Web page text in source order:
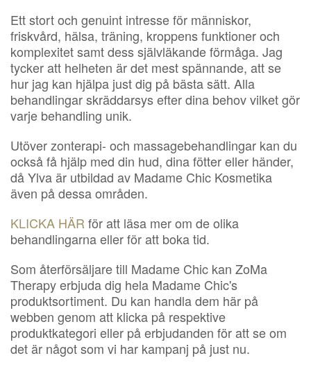
Ett stort och genuint intresse för människor,
friskvård, hälsa, träning, kroppens funktioner och
komplexitet samt dess självläkande förmåga. Jag
tycker att helheten är det mest spännande, att se
hur jag kan hjälpa just dig på bästa sätt. Alla
behandlingar skräddarsys efter dina behov vilket gör
varje behandling unik.
Utöver zonterapi- och massagebehandlingar kan du
också få hjälp med din hud, dina fötter eller händer,
då Ylva är utbildad av Madame Chic Kosmetika
även på dessa områden.
KLICKA HÄR för att läsa mer om de olika
behandlingarna eller för att boka tid.
Som återförsäljare till Madame Chic kan ZoMa
Therapy erbjuda dig hela Madame Chic's
produktsortiment. Du kan handla dem här på
webben genom att klicka på respektive
produktkategori eller på erbjudanden för att se om
det är något som vi har kampanj på just nu.